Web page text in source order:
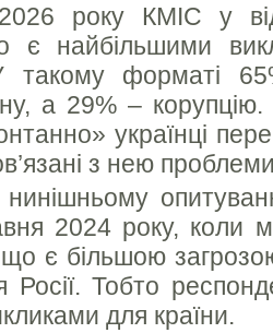
року КМІС у
є найбільшими
форматі
а 29% –
українці
з нею
2024 року, коли
є більшою
Росії. Тобто
для країни.